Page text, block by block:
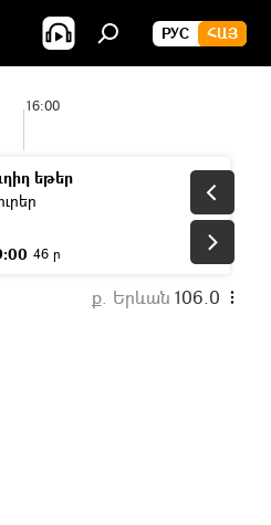
РУС ՀԱՅ
16:00
եթեր
46 ր
ք. Երևան 106.0